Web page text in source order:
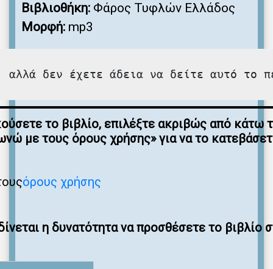
Βιβλιοθήκη: Φάρος Τυφλών Ελλάδος
Μορφή: mp3
αλλά δεν έχετε άδεια να δείτε αυτό το
το βιβλίο, επιλέξτε ακριβώς από κάτω
με τους όρους χρήσης» για να το
όρους χρήσης
η δυνατότητα να προσθέσετε το βιβλίο